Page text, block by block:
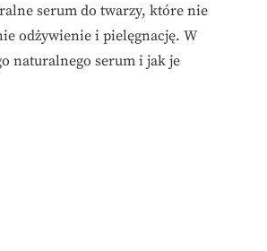
serum do twarzy, które nie
odżywienie i pielęgnację. W
naturalnego serum i jak je